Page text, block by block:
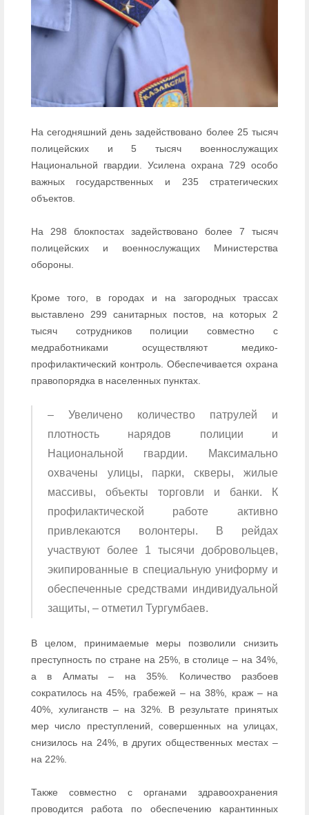
На сегодняшний день задействовано более 25 тысяч
полицейских и 5 тысяч военнослужащих
Национальной гвардии. Усилена охрана 729 особо
важных государственных и 235 стратегических
объектов.
На 298 блокпостах задействовано более 7 тысяч
полицейских и военнослужащих Министерства
обороны.
Кроме того, в городах и на загородных трассах
выставлено 299 санитарных постов, на которых 2
тысяч сотрудников полиции совместно с
медработниками осуществляют медико-
профилактический контроль. Обеспечивается охрана
правопорядка в населенных пунктах.
– Увеличено количество патрулей и
плотность нарядов полиции и
Национальной гвардии. Максимально
охвачены улицы, парки, скверы, жилые
массивы, объекты торговли и банки. К
профилактической работе активно
привлекаются волонтеры. В рейдах
участвуют более 1 тысячи добровольцев,
экипированные в специальную униформу и
обеспеченные средствами индивидуальной
защиты, – отметил Тургумбаев.
В целом, принимаемые меры позволили снизить
преступность по стране на 25%, в столице – на 34%,
а в Алматы – на 35%. Количество разбоев
сократилось на 45%, грабежей – на 38%, краж – на
40%, хулиганств – на 32%. В результате принятых
мер число преступлений, совершенных на улицах,
снизилось на 24%, в других общественных местах –
на 22%.
Также совместно с органами здравоохранения
проводится работа по обеспечению карантинных